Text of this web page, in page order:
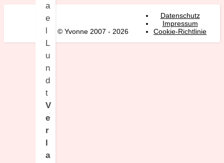
a
e
l
L
u
n
d
t
V
e
r
l
a
© Yvonne 2007 - 2026
Datenschutz
Impressum
Cookie-Richtlinie